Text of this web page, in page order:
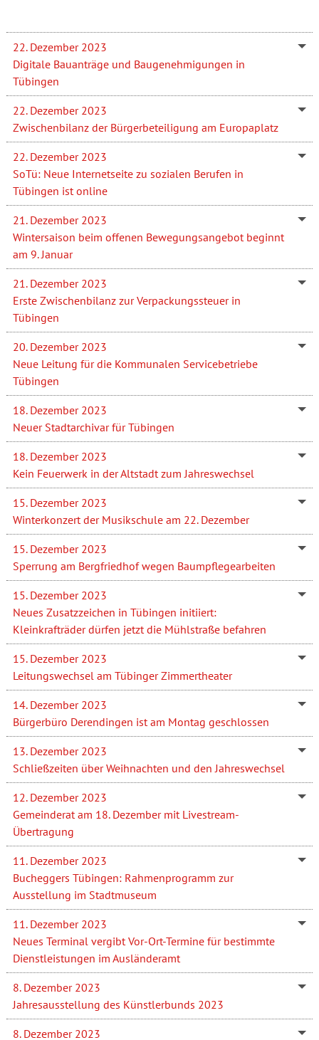
22. Dezember 2023
Digitale Bauanträge und Baugenehmigungen in
Tübingen
22. Dezember 2023
Zwischenbilanz der Bürgerbeteiligung am Europaplatz
22. Dezember 2023
SoTü: Neue Internetseite zu sozialen Berufen in
Tübingen ist online
21. Dezember 2023
Wintersaison beim offenen Bewegungsangebot beginnt
am 9. Januar
21. Dezember 2023
Erste Zwischenbilanz zur Verpackungssteuer in
Tübingen
20. Dezember 2023
Neue Leitung für die Kommunalen Servicebetriebe
Tübingen
18. Dezember 2023
Neuer Stadtarchivar für Tübingen
18. Dezember 2023
Kein Feuerwerk in der Altstadt zum Jahreswechsel
15. Dezember 2023
Winterkonzert der Musikschule am 22. Dezember
15. Dezember 2023
Sperrung am Bergfriedhof wegen Baumpflegearbeiten
15. Dezember 2023
Neues Zusatzzeichen in Tübingen initiiert:
Kleinkrafträder dürfen jetzt die Mühlstraße befahren
15. Dezember 2023
Leitungswechsel am Tübinger Zimmertheater
14. Dezember 2023
Bürgerbüro Derendingen ist am Montag geschlossen
13. Dezember 2023
Schließzeiten über Weihnachten und den Jahreswechsel
12. Dezember 2023
Gemeinderat am 18. Dezember mit Livestream-
Übertragung
11. Dezember 2023
Bucheggers Tübingen: Rahmenprogramm zur
Ausstellung im Stadtmuseum
11. Dezember 2023
Neues Terminal vergibt Vor-Ort-Termine für bestimmte
Dienstleistungen im Ausländeramt
8. Dezember 2023
Jahresausstellung des Künstlerbunds 2023
8. Dezember 2023